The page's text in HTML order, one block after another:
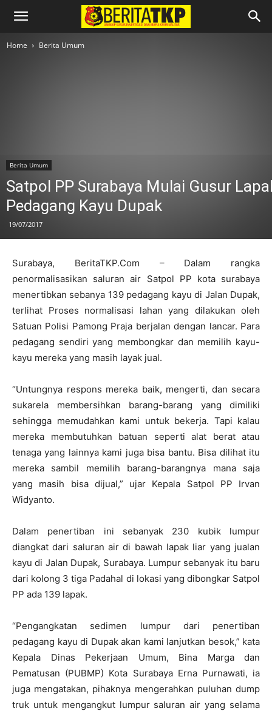
Home Berita Umum
Berita Umum
Satpol PP Surabaya Mulai Gusur
Pedagang Kayu Dupak
19/07/2017
Surabaya, BeritaTKP.Com – Dalam rangka
penormalisasikan saluran air Satpol PP kota surabaya
menertibkan sebanya 139 pedagang kayu di Jalan Dupak,
terlihat Proses normalisasi lahan yang dilakukan oleh
Satuan Polisi Pamong Praja berjalan dengan lancar. Para
pedagang sendiri yang membongkar dan memilih kayu-
kayu mereka yang masih layak jual.
“Untungnya respons mereka baik, mengerti, dan secara
sukarela membersihkan barang-barang yang dimiliki
sehingga memudahkan kami untuk bekerja. Tapi kalau
mereka membutuhkan batuan seperti alat berat atau
tenaga yang lainnya kami juga bisa bantu. Bisa dilihat itu
mereka sambil memilih barang-barangnya mana saja
yang masih bisa dijual,” ujar Kepala Satpol PP Irvan
Widyanto.
Dalam penertiban ini sebanyak 230 kubik lumpur
diangkat dari saluran air di bawah lapak liar yang jualan
kayu di Jalan Dupak, Surabaya. Lumpur sebanyak itu baru
dari kolong 3 tiga Padahal di lokasi yang dibongkar Satpol
PP ada 139 lapak.
“Pengangkatan sedimen lumpur dari penertiban
pedagang kayu di Dupak akan kami lanjutkan besok,” kata
Kepala Dinas Pekerjaan Umum, Bina Marga dan
Pematusan (PUBMP) Kota Surabaya Erna Purnawati, ia
juga mengatakan, pihaknya mengerahkan puluhan dump
truk untuk mengangkut lumpur saluran air yang selama